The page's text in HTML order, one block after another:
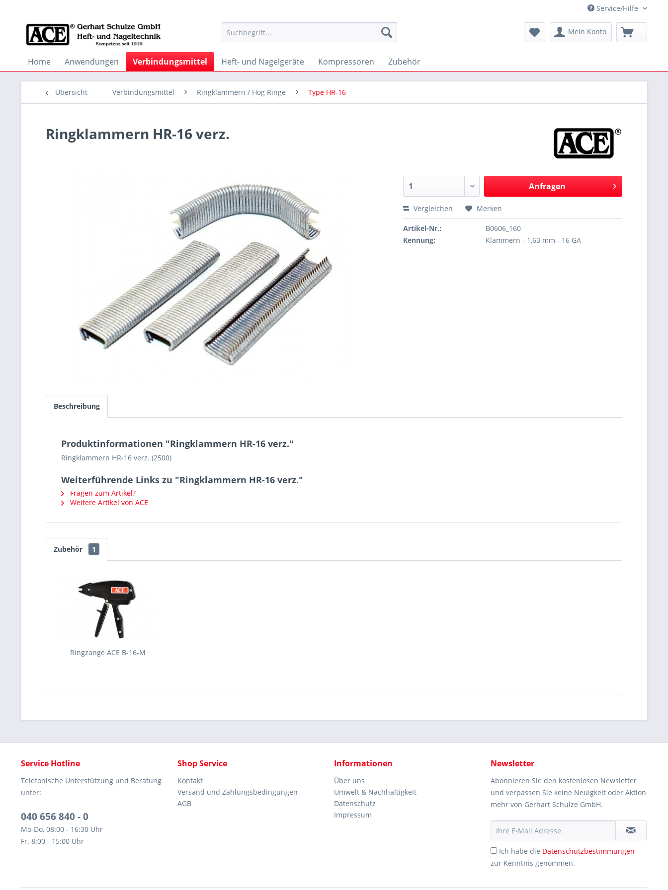
Service/Hilfe
Mein Konto
Home Anwendungen Verbindungsmittel Heft- und Nagelgeräte Kompressoren Zubehör
Übersicht Verbindungsmittel Ringklammern / Hog Ringe Type HR-16
Ringklammern HR-16 verz.
Anfragen
Vergleichen Merken
Artikel-Nr.:
B0606_160
Kennung:
Klammern - 1,63 mm - 16 GA
Beschreibung
Produktinformationen "Ringklammern HR-16 verz."
Ringklammern HR-16 verz. (2500)
Weiterführende Links zu "Ringklammern HR-16 verz."
Fragen zum Artikel?
Weitere Artikel von ACE
Zubehör 1
Ringzange ACE B-16-M
Service Hotline
Telefonische Unterstützung und Beratung
unter:
040 656 840 - 0
Mo-Do, 08:00 - 16:30 Uhr
Fr. 8:00 - 15:00 Uhr
Shop Service
Kontakt
Versand und Zahlungsbedingungen
AGB
Informationen
Über uns
Umwelt & Nachhaltigkeit
Datenschutz
Impressum
Newsletter
Abonnieren Sie den kostenlosen Newsletter
und verpassen Sie keine Neuigkeit oder Aktion
mehr von Gerhart Schulze GmbH.
Ich habe die Datenschutzbestimmungen
zur Kenntnis genommen.